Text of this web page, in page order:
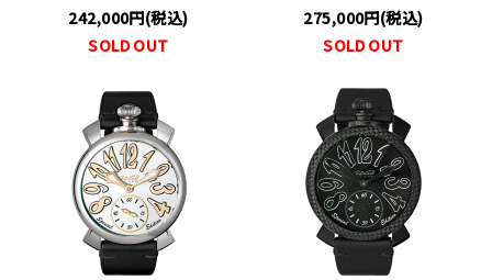
242,000円(税込)
SOLD OUT
275,000円(税込)
SOLD OUT